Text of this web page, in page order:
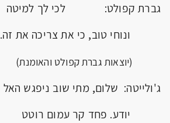
גברת קפולט: לכי לך למיטה
ונוחי טוב, כי את צריכה את זה.
(יוצאות גברת קפולט והאומנת)
ג'ולייטה: שלום, מתי שוב ניפגש האל
יודע. פחד קר עמום רוטט